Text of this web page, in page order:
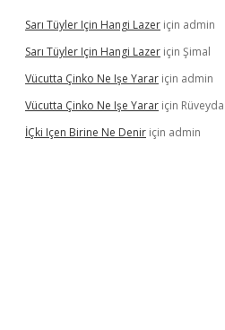
Sarı Tüyler Için Hangi Lazer için admin
Sarı Tüyler Için Hangi Lazer için Şimal
Vücutta Çinko Ne Işe Yarar için admin
Vücutta Çinko Ne Işe Yarar için Rüveyda
İÇki Içen Birine Ne Denir için admin